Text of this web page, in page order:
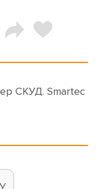
СКУД. Smartec